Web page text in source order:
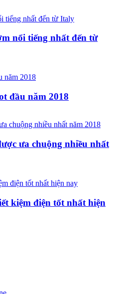
nổi tiếng nhất đến từ
đầu năm 2018
ưa chuộng nhiều nhất
kiệm điện tốt nhất hiện